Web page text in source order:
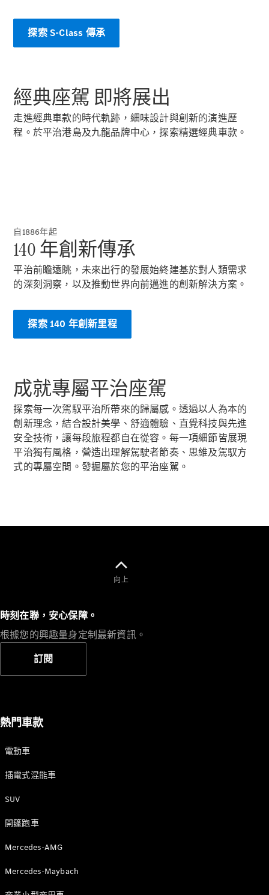
Hatchback
轎跑車
AMG GT
Coupé
Mercedes-
AMG GT 4
Door
Coupé
全新型號
純電動
All
Cabriolets /
Roadsters
CLE
商業小型商用車
探索 S-Class 傳承
經典座駕 即將展出
走進經典車款的時代軌跡，細味設計與創新的演進歷
程。於平治港島及九龍品牌中心，探索精選經典車款。
自1886年起
140 年創新傳承
平治前瞻遠眺，未來出行的發展始終建基於對人類需求
的深刻洞察，以及推動世界向前邁進的創新解決方案。
探索 140 年創新里程
成就專屬平治座駕
探索每一次駕馭平治所帶來的歸屬感。透過以人為本的
創新理念，結合設計美學、舒適體驗、直覺科技與先進
安全技術，讓每段旅程都自在從容。每一項細節皆展現
平治獨有風格，營造出理解駕駛者節奏、思維及駕馭方
式的專屬空間。發掘屬於您的平治座駕。
向上
時刻在聯，安心保障。
根據您的興趣量身定制最新資訊。
訂閱
熱門車款
電動車
插電式混能車
SUV
開篷跑車
Mercedes-AMG
Mercedes-Maybach